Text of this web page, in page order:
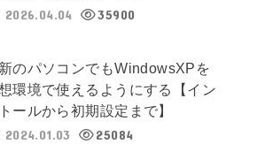
2026.04.04
35900
のパソコンでもWindowsXPを
環境で使えるようにする【イン
ールから初期設定まで】
2024.01.03
25084